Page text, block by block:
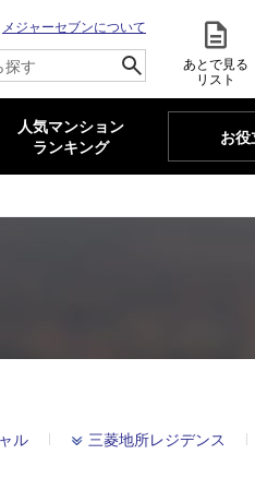
メジャーセブンについて
あとで見る
リスト
人気マンション
ランキング
お役
ル 三菱地所レジデンス